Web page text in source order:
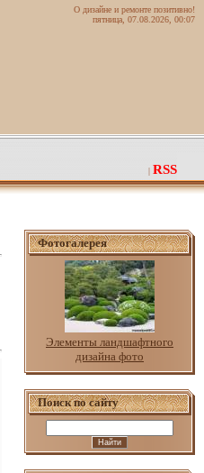
О дизайне и ремонте позитивно!
пятница, 07.08.2026, 00:07
| RSS
Фотогалерея
Элементы ландшафтного
дизайна фото
Поиск по сайту